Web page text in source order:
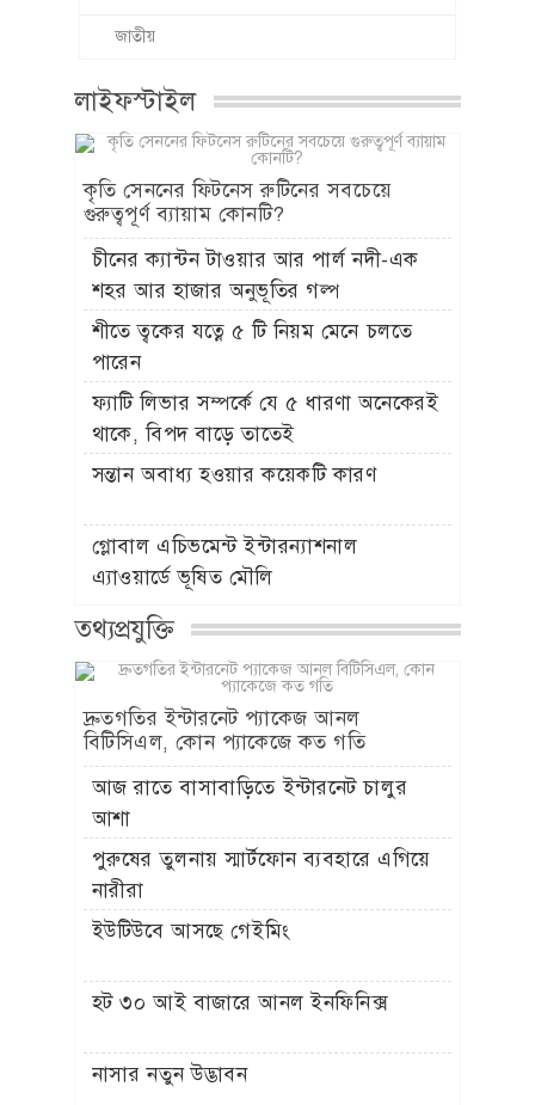
জাতীয়
লাইফস্টাইল
কৃতি সেননের ফিটনেস রুটিনের সবচেয়ে
গুরুত্বপূর্ণ ব্যায়াম কোনটি?
চীনের ক্যান্টন টাওয়ার আর পার্ল নদী-এক
শহর আর হাজার অনুভূতির গল্প
শীতে ত্বকের যত্নে ৫ টি নিয়ম মেনে চলতে
পারেন
ফ্যাটি লিভার সম্পর্কে যে ৫ ধারণা অনেকেরই
থাকে, বিপদ বাড়ে তাতেই
সন্তান অবাধ্য হওয়ার কয়েকটি কারণ
গ্লোবাল এচিভমেন্ট ইন্টারন্যাশনাল
এ্যাওয়ার্ডে ভূষিত মৌলি
তথ্যপ্রযুক্তি
দ্রুতগতির ইন্টারনেট প্যাকেজ আনল
বিটিসিএল, কোন প্যাকেজে কত গতি
আজ রাতে বাসাবাড়িতে ইন্টারনেট চালুর
আশা
পুরুষের তুলনায় স্মার্টফোন ব্যবহারে এগিয়ে
নারীরা
ইউটিউবে আসছে গেইমিং
হট ৩০ আই বাজারে আনল ইনফিনিক্স
নাসার নতুন উদ্ভাবন